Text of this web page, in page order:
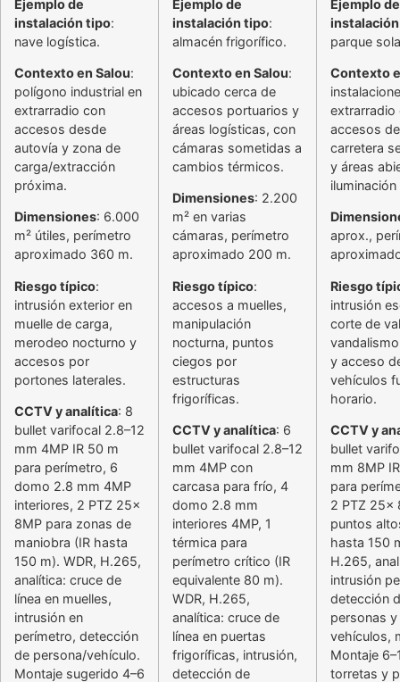
Ejemplo de
instalación tipo:
nave logística.
Contexto en Salou:
polígono industrial en
extrarradio con
accesos desde
autovía y zona de
carga/extracción
próxima.
Dimensiones: 6.000
m² útiles, perímetro
aproximado 360 m.
Riesgo típico:
intrusión exterior en
muelle de carga,
merodeo nocturno y
accesos por
portones laterales.
CCTV y analítica: 8
bullet varifocal 2.8–12
mm 4MP IR 50 m
para perímetro, 6
domo 2.8 mm 4MP
interiores, 2 PTZ 25x
8MP para zonas de
maniobra (IR hasta
150 m). WDR, H.265,
analítica: cruce de
línea en muelles,
intrusión en
perímetro, detección
de persona/vehículo.
Montaje sugerido 4–6
Ejemplo de
instalación tipo:
almacén frigorífico.
Contexto en Salou:
ubicado cerca de
accesos portuarios y
áreas logísticas, con
cámaras sometidas a
cambios térmicos.
Dimensiones: 2.200
m² en varias
cámaras, perímetro
aproximado 200 m.
Riesgo típico:
accesos a muelles,
manipulación
nocturna, puntos
ciegos por
estructuras
frigoríficas.
CCTV y analítica: 6
bullet varifocal 2.8–12
mm 4MP con
carcasa para frío, 4
domo 2.8 mm
interiores 4MP, 1
térmica para
perímetro crítico (IR
equivalente 80 m).
WDR, H.265,
analítica: cruce de
línea en puertas
frigoríficas, intrusión,
detección de
Ejemplo de
parque
Contexto
extrarradio
accesos
carretera
y áreas
aprox.,
Riesgo
intrusión
corte de
y acceso
vehículos
horario.
CCTV y
bullet
mm 8MP
para
2 PTZ 25x
puntos
hasta 150
H.265,
intrusión
detección
personas y
vehículos,
Montaje
torretas y